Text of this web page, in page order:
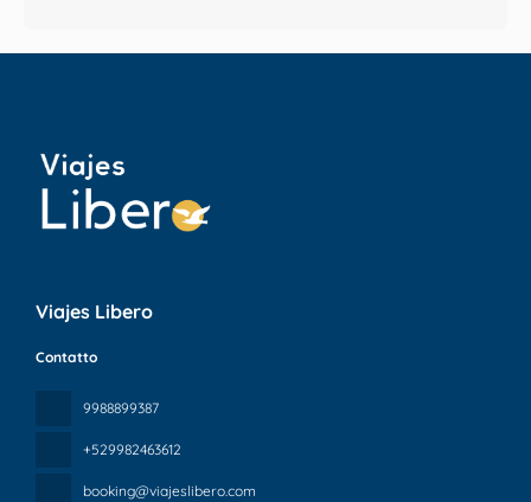
Viajes Libero
Contatto
9988899387
+529982463612
booking@viajeslibero.com